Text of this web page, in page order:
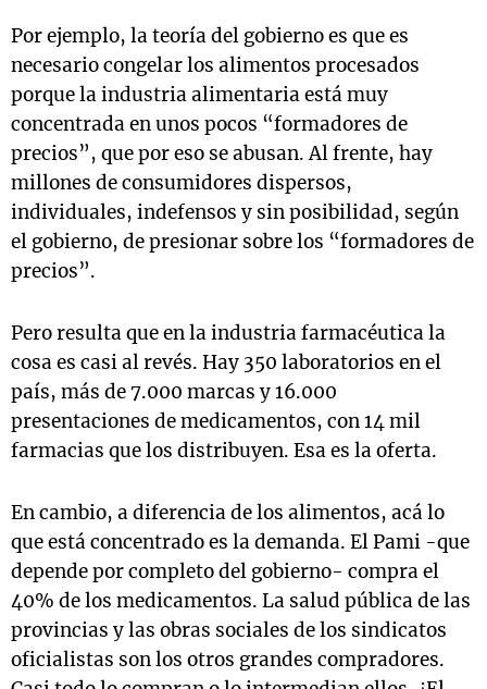
Por ejemplo, la teoría del gobierno es que es
necesario congelar los alimentos procesados
porque la industria alimentaria está muy
concentrada en unos pocos “formadores de
precios”, que por eso se abusan. Al frente, hay
millones de consumidores dispersos,
individuales, indefensos y sin posibilidad, según
el gobierno, de presionar sobre los “formadores de
precios”.
Pero resulta que en la industria farmacéutica la
cosa es casi al revés. Hay 350 laboratorios en el
país, más de 7.000 marcas y 16.000
presentaciones de medicamentos, con 14 mil
farmacias que los distribuyen. Esa es la oferta.
En cambio, a diferencia de los alimentos, acá lo
que está concentrado es la demanda. El Pami -que
depende por completo del gobierno- compra el
40% de los medicamentos. La salud pública de las
provincias y las obras sociales de los sindicatos
oficialistas son los otros grandes compradores.